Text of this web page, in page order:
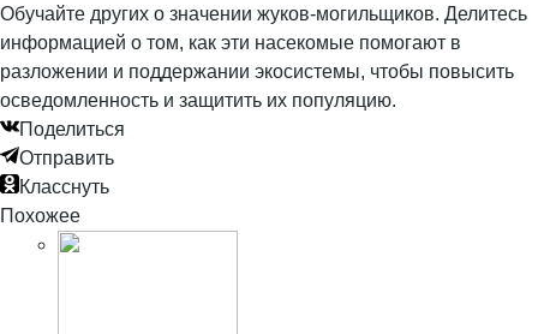
Обучайте других о значении жуков-могильщиков. Делитесь
информацией о том, как эти насекомые помогают в
разложении и поддержании экосистемы, чтобы повысить
осведомленность и защитить их популяцию.
Поделиться
Отправить
Класснуть
Похожее